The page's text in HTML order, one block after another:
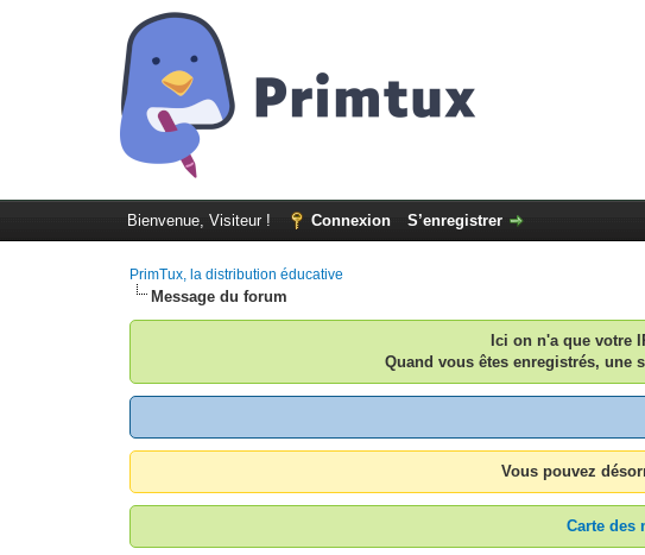
Bienvenue, Visiteur ! Connexion S’enregistrer
PrimTux, la distribution éducative
Message du forum
Ici on n'a que votre
Quand vous êtes enregistrés, une
Vous pouvez
Carte des